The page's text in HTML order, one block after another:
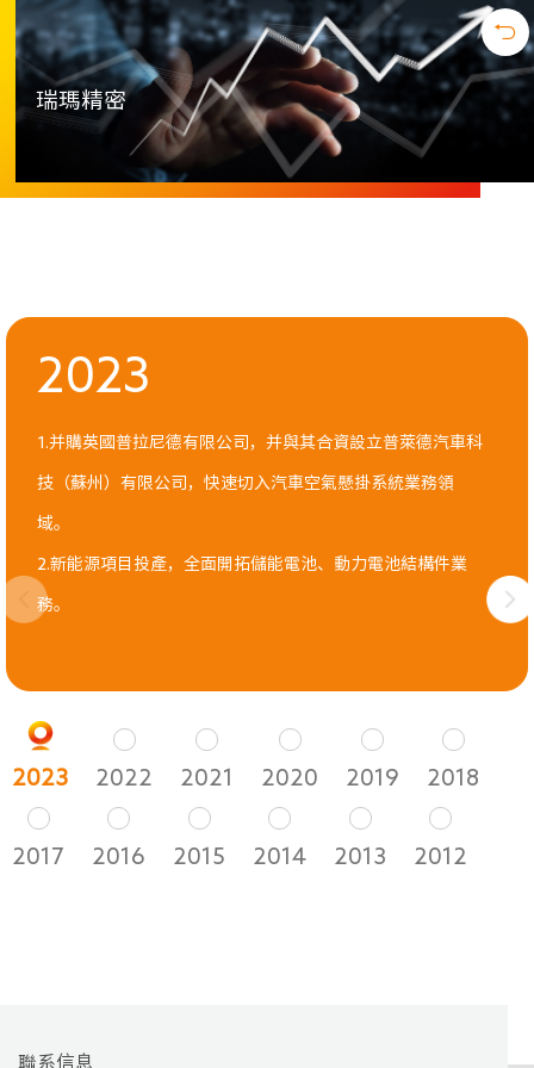
瑞瑪精密
2023
1.并購英國普拉尼德有限公司，并與其合資設立普萊德汽車科
技（蘇州）有限公司，快速切入汽車空氣懸掛系統業務領
域。
2.新能源項目投產，全面開拓儲能電池、動力電池結構件業
務。
2023 2022 2021 2020 2019 2018
2017 2016 2015 2014 2013 2012
聯系信息